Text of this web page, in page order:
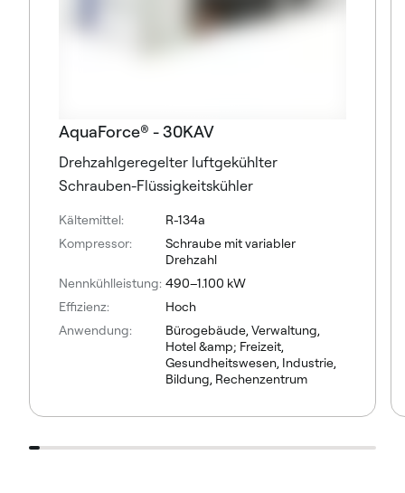
AquaForce® - 30KAV
Drehzahlgeregelter luftgekühlter
Schrauben-Flüssigkeitskühler
Kältemittel:
R-134a
Kompressor:
Schraube mit variabler
Drehzahl
Nennkühlleistung: 490–1.100 kW
Effizienz:
Hoch
Anwendung:
Bürogebäude, Verwaltung,
Hotel &amp; Freizeit,
Gesundheitswesen, Industrie,
Bildung, Rechenzentrum